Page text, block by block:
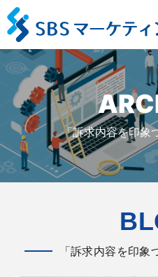
「訴求内容を印象
「訴求内容を印